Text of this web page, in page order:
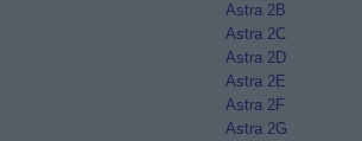
Astra 2B
Astra 2C
Astra 2D
Astra 2E
Astra 2F
Astra 2G